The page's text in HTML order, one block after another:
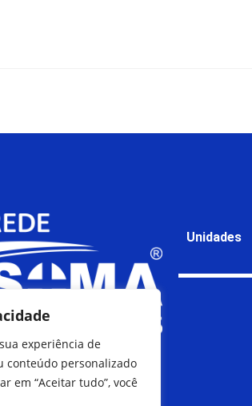
experiência de
conteúdo personalizado
em “Aceitar tudo”, você
Unidades